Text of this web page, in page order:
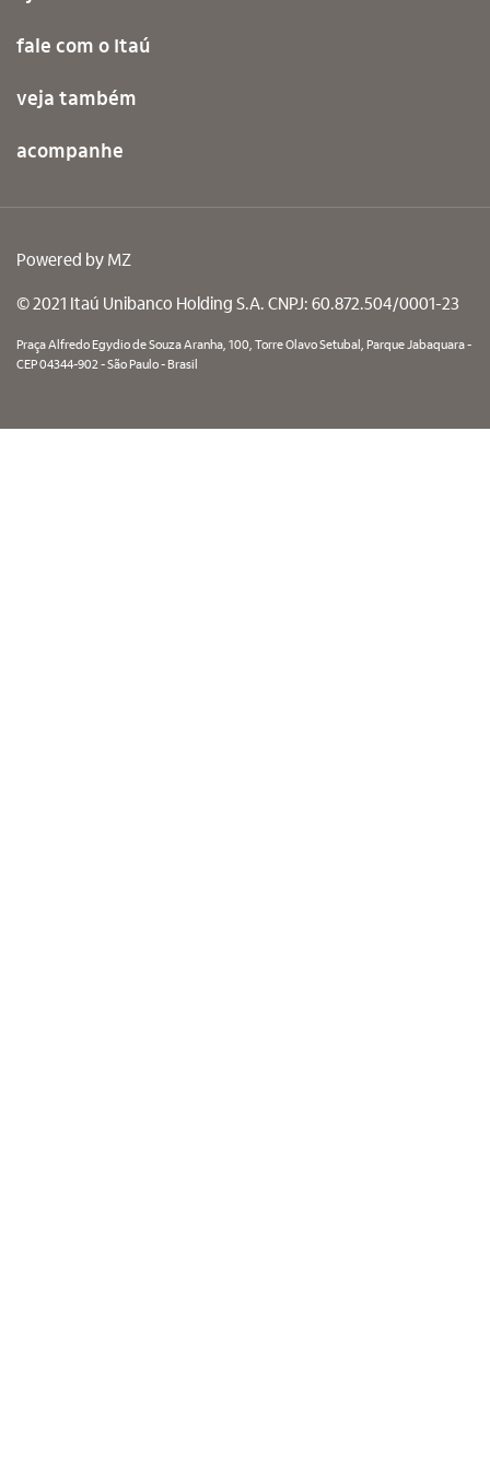
fale com o Itaú
veja também
acompanhe
Powered byMZ
© 2021 Itaú Unibanco Holding S.A. CNPJ: 60.872.504/0001-23
Praça Alfredo Egydio de Souza Aranha, 100, Torre Olavo Setubal, Parque Jabaquara -
CEP 04344-902 - São Paulo - Brasil